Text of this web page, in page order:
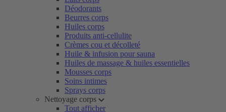
Déodorants
Beurres corps
Huiles corps
Produits anti-cellulite
Crèmes cou et décolleté
Huile & infusion pour sauna
Huiles de massage & huiles essentielles
Mousses corps
Soins intimes
Sprays corps
Nettoyage corps
Tout afficher